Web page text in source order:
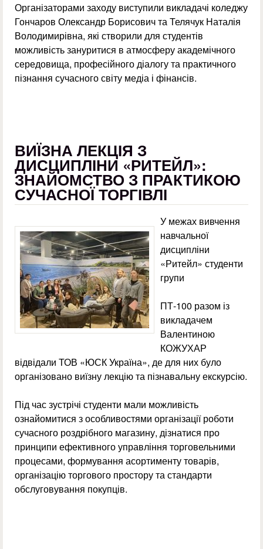
Організаторами заходу виступили викладачі коледжу
Гончаров Олександр Борисович та Телячук Наталія
Володимирівна, які створили для студентів
можливість зануритися в атмосферу академічного
середовища, професійного діалогу та практичного
пізнання сучасного світу медіа і фінансів.
ВИЇЗНА ЛЕКЦІЯ З
ДИСЦИПЛІНИ «РИТЕЙЛ»:
ЗНАЙОМСТВО З ПРАКТИКОЮ
СУЧАСНОЇ ТОРГІВЛІ
У межах вивчення
навчальної
дисципліни
«Ритейл» студенти
групи
ПТ-100 разом із
викладачем
Валентиною
КОЖУХАР
відвідали ТОВ «ЮСК Україна», де для них було
організовано виїзну лекцію та пізнавальну екскурсію.
Під час зустрічі студенти мали можливість
ознайомитися з особливостями організації роботи
сучасного роздрібного магазину, дізнатися про
принципи ефективного управління торговельними
процесами, формування асортименту товарів,
організацію торгового простору та стандарти
обслуговування покупців.